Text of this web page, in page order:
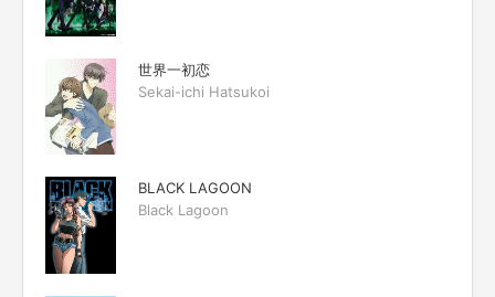
世界一初恋
Sekai-ichi Hatsukoi
BLACK LAGOON
Black Lagoon